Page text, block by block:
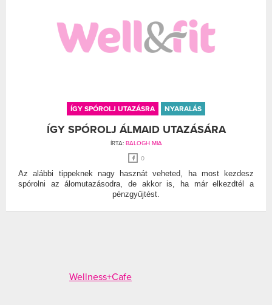
ÍGY SPÓROLJ UTAZÁSRA NYARALÁS
ÍGY SPÓROLJ ÁLMAID UTAZÁSÁRA
ÍRTA: BALOGH MIA
0
Az alábbi tippeknek nagy hasznát veheted, ha most kezdesz
spórolni az álomutazásodra, de akkor is, ha már elkezdtél a
pénzgyűjtést.
Wellness+Cafe